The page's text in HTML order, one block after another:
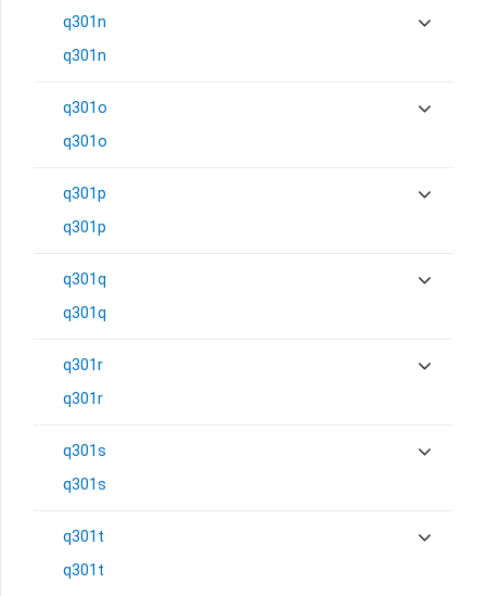
q301n
q301n
q301o
q301o
q301p
q301p
q301q
q301q
q301r
q301r
q301s
q301s
q301t
q301t